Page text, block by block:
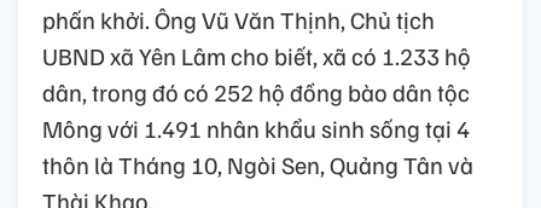
phấn khởi. Ông Vũ Văn Thịnh, Chủ tịch
UBND xã Yên Lâm cho biết, xã có 1.233 hộ
dân, trong đó có 252 hộ đồng bào dân tộc
Mông với 1.491 nhân khẩu sinh sống tại 4
thôn là Tháng 10, Ngòi Sen, Quảng Tân và
Thài Khao.